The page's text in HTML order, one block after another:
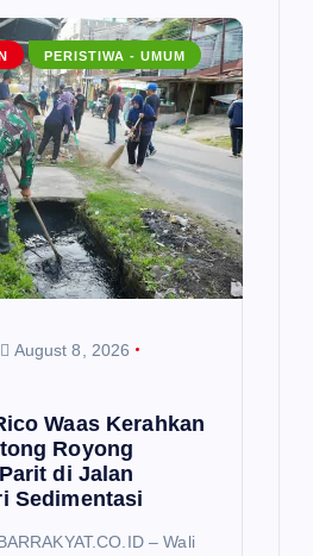
PERISTIWA - UMUM
August 8, 2026
Waas Kerahkan
Royong
di Jalan
Sedimentasi
– Wali